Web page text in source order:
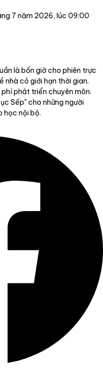
7 năm 2026, lúc 09:00
là bốn giờ cho phiên trực
nhà có giới hạn thời gian.
phát triển chuyên môn.
Sếp" cho những người
học nội bộ.